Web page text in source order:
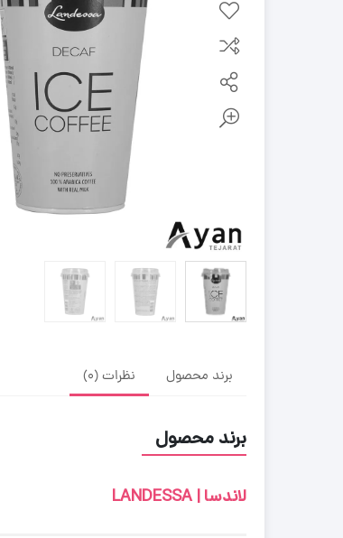
برند محصول نظرات (0)
برند محصول
لاندسا | LANDESSA